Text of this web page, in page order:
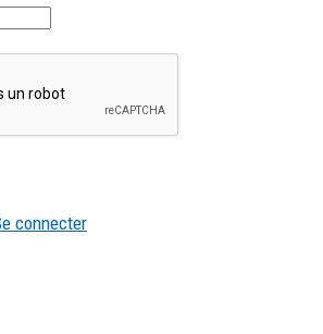
connecter